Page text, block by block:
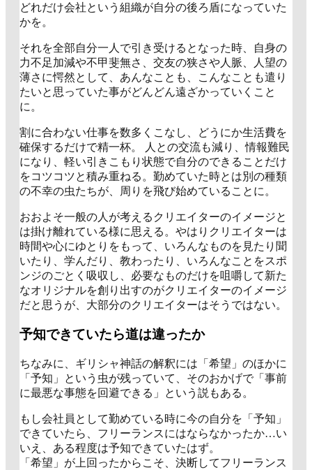
どれだけ会社という組織が自分の後ろ盾になっていた
かを。
それを全部自分一人で引き受けるとなった時、自身の
力不足加減や不甲斐無さ、交友の狭さや人脈、人望の
薄さに愕然として、あんなことも、こんなことも遣り
たいと思っていた事がどんどん遠ざかっていくこと
に。
割に合わない仕事を数多くこなし、どうにか生活費を
確保するだけで精一杯。 人との交流も減り、情報難民
になり、軽い引きこもり状態で自分のできることだけ
をコツコツと積み重ねる。勤めていた時とは別の種類
の不幸の虫たちが、周りを飛び始めていることに。
おおよそ一般の人が考えるクリエイターのイメージと
は掛け離れている様に思える。やはりクリエイターは
時間や心にゆとりをもって、いろんなものを見たり聞
いたり、学んだり、教わったり、いろんなことをスポ
ンジのごとく吸収し、必要なものだけを咀嚼して新た
なオリジナルを創り出すのがクリエイターのイメージ
だと思うが、大部分のクリエイターはそうではない。
予知できていたら道は違ったか
ちなみに、ギリシャ神話の解釈には「希望」のほかに
「予知」という虫が残っていて、そのおかげで「事前
に最悪な事態を回避できる」という説もある。
もし会社員として勤めている時に今の自分を「予知」
できていたら、フリーランスにはならなかったか…い
いえ、ある程度は予知できていたはず。
「希望」が上回ったからこそ、決断してフリーランス